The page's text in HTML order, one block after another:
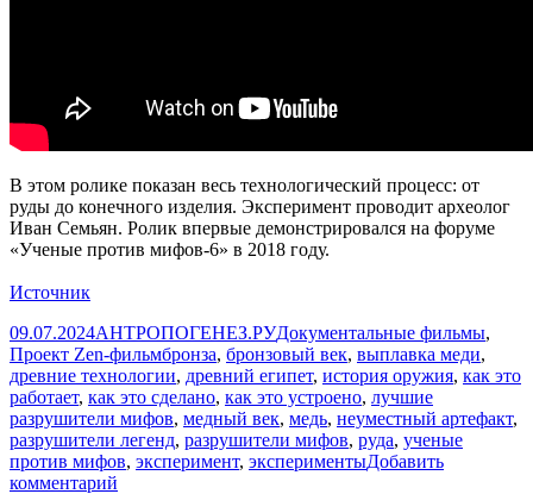
В этом ролике показан весь технологический процесс: от
руды до конечного изделия. Эксперимент проводит археолог
Иван Семьян. Ролик впервые демонстрировался на форуме
«Ученые против мифов-6» в 2018 году.
Источник
Опубликовано
09.07.2024Автор
АНТРОПОГЕНЕЗ.РУРубрики
Документальные фильмы,
Проект Zen-фильмМетки
бронза, бронзовый век, выплавка меди,
древние технологии, древний египет, история оружия, как это
работает, как это сделано, как это устроено, лучшие
разрушители мифов, медный век, медь, неуместный артефакт,
разрушители легенд, разрушители мифов, руда, ученые
против мифов, эксперимент, экспериментыДобавить
комментарий